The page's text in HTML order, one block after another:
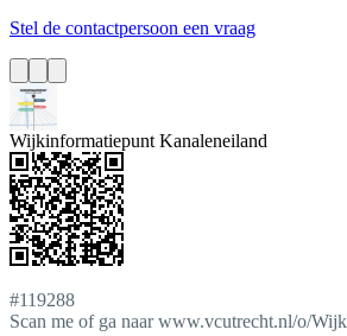
Stel de contactpersoon een vraag
Wijkinformatiepunt Kanaleneiland
#119288
Scan me of ga naar www.vcutrecht.nl/o/